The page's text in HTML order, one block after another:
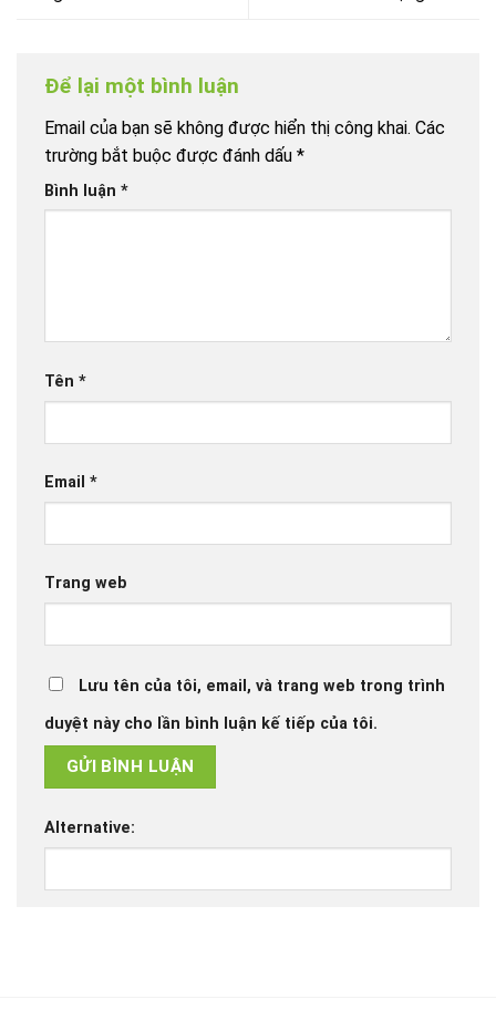
Để lại một bình luận
Email của bạn sẽ không được hiển thị công khai. Các
trường bắt buộc được đánh dấu *
Bình luận *
Tên *
Email *
Trang web
Lưu tên của tôi, email, và trang web trong trình
duyệt này cho lần bình luận kế tiếp của tôi.
Alternative: